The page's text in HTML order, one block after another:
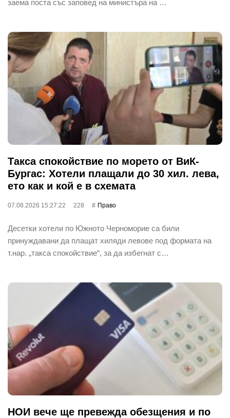
заема поста със заповед на министъра на …
Такса спокойствие по морето от ВиК-
Бургас: Хотели плащали до 30 хил. лева,
ето как и кой е в схемата
07.08.2026 15:27:22 228 Право
Десетки хотели по Южното Черноморие са били
принуждавани да плащат хиляди левове под формата на
т.нар. „такса спокойствие“, за да избегнат с…
НОИ вече ще превежда обезщения и по